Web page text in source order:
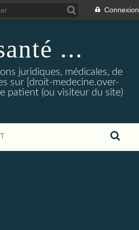
Connexion
...
juridiques, médicales, de
sur [droit-medecine.over-
patient (ou visiteur du site)